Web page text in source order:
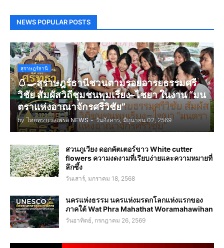
NEWS POPULAR POSTS
สุราษฎร์ธานี
🥚🍳สุราษฎร์ธานีชวนตามรอยอารยธรรมศรี
วิชัย สัมผัสวิถีชุมชนพุมเรียง–ไชยา ในงาน “มน
ตราแห่งอาณาจักรศรีวิชัย”
by ไทยทราเวลเพรส NEWS - วันอังคาร, มิถุนายน 02, 2569
สวนภูเวียง ดอกคัตเตอร์ขาว White cutter
flowers ความงดงามที่เรียบง่ายและความหมายที่
ลึกซึ้ง
วันเสาร์, มกราคม 18, 2568
นครแห่งธรรม นครแห่งมรดกโลกแห่งแรกของ
ภาคใต้ Wat Phra Mahathat Woramahawihan
วันอาทิตย์, กรกฎาคม 26, 2569